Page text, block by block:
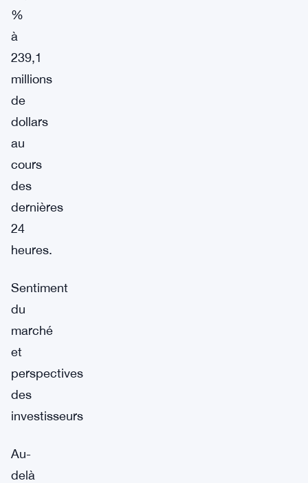
%
à
239,1
millions
de
dollars
au
cours
des
dernières
24
heures.
Sentiment
du
marché
et
perspectives
des
investisseurs
Au-
delà